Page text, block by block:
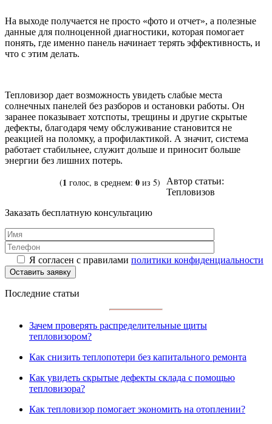
На выходе получается не просто «фото и отчет», а полезные
данные для полноценной диагностики, которая помогает
понять, где именно панель начинает терять эффективность, и
что с этим делать.
Тепловизор дает возможность увидеть слабые места
солнечных панелей без разборов и остановки работы. Он
заранее показывает хотспоты, трещины и другие скрытые
дефекты, благодаря чему обслуживание становится не
реакцией на поломку, а профилактикой. А значит, система
работает стабильнее, служит дольше и приносит больше
энергии без лишних потерь.
(1 голос, в среднем: 0 из 5)
Автор статьи:
Тепловизов
Заказать бесплатную консультацию
Я согласен с правилами политики конфиденциальности
Последние статьи
Зачем проверять распределительные щиты
тепловизором?
Как снизить теплопотери без капитального ремонта
Как увидеть скрытые дефекты склада с помощью
тепловизора?
Как тепловизор помогает экономить на отоплении?